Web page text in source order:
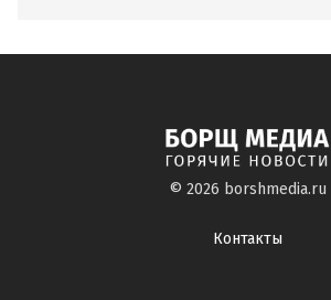
© 2026 borshmedia.ru
Контакты